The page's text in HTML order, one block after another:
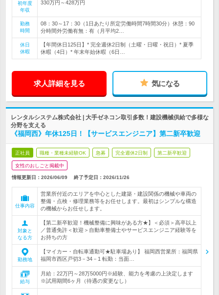
初年度
年収
330万円～428万円
勤務
時間
08：30～17：30（1日あたり所定労働時間7時間30分）休憩：90
分時間外労働有無：有（月平均2…
休日
休暇
【年間休日125日】* 完全週休2日制（土曜・日曜・祝日）* 夏季
休暇（4日）* 年末年始休暇（6日…
求人詳細を見る 気になる
レンタルシステム株式会社 | 大手ゼネコン取引多数！建設機械供給で多様な
分野を支える
《福岡西》年休125日！【サービスエンジニア】第二新卒歓迎
正社員 職種・業種未経験OK 急募 完全週休2日制 第二新卒歓迎
女性のおしごと掲載中
情報更新日：2026/06/09 終了予定日： 2026/11/26
仕事内容
営業所付近のエリアを中心とした建築・建設関係の機械や車両の
整備・点検・修理業務等をお任せします。最初はシンプルな構造
の機械からお任せします。
対象と
なる方
【第二新卒歓迎！機械整備に興味がある方★】＜必須＞高卒以上
／普通免許＜歓迎＞自動車整備士やサービスエンジニア経験等を
お持ちの方
勤務地
【マイカー・自転車通勤可★駐車場あり】 福岡西営業所：福岡県
福岡市西区戸切3－34－1 転勤：当面…
給与
月給：22万円～28万5000円※経験、能力を考慮の上決定します
※試用期間6ヶ月（待遇の変更なし）